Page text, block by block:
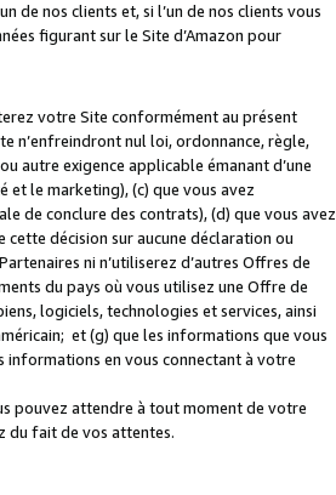
de nos clients et, si l’un de nos clients vous
figurant sur le Site d’Amazon pour
votre Site conformément au présent
n’enfreindront nul loi, ordonnance, règle,
autre exigence applicable émanant d’une
le marketing), (c) que vous avez
de conclure des contrats), (d) que vous avez
décision sur aucune déclaration ou
ni n’utiliserez d’autres Offres de
du pays où vous utilisez une Offre de
logiciels, technologies et services, ainsi
et (g) que les informations que vous
informations en vous connectant à votre
pouvez attendre à tout moment de votre
du fait de vos attentes.